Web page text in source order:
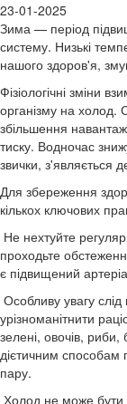
23-01-2025
Зима — період
систему. Низькі
нашого здоров'я,
Фізіологічні зміни
організму на холод.
збільшення
тиску. Водночас
звички, з'являється
Для збереження
кількох ключових
Не нехтуйте
проходьте
є підвищений
Особливу увагу
урізноманітнити
зелені, овочів, риби,
дієтичним способам
пару.
Холод не може бути